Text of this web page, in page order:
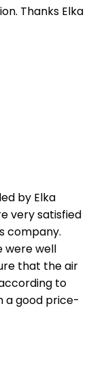
Thanks Elka
by Elka
very satisfied
company.
were well
that the air
to
a good price-